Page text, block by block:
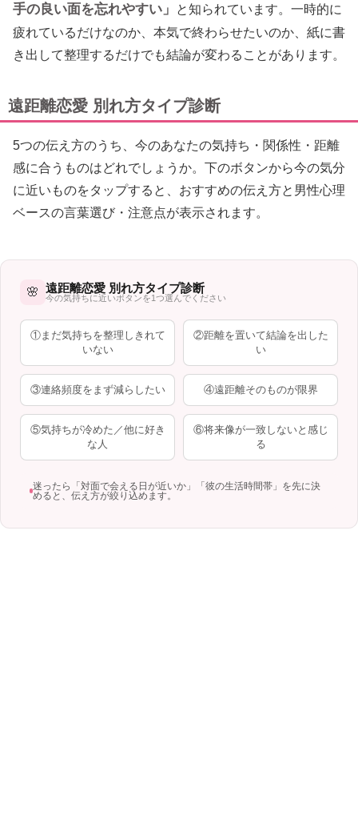
手の良い面を忘れやすい」
と知られています。一時的に
疲れているだけなのか、本気で終わらせたいのか、紙に書
き出して整理するだけでも結論が変わることがあります。
遠距離恋愛 別れ方タイプ診断
5つの伝え方のうち、今のあなたの気持ち・関係性・距離
感に合うものはどれでしょうか。下のボタンから今の気分
に近いものをタップすると、おすすめの伝え方と男性心理
ベースの言葉選び・注意点が表示されます。
🌸 遠距離恋愛 別れ方タイプ診断
今の気持ちに近いボタンを1つ選んでください
①まだ気持ちを整理しきれて
いない
②距離を置いて結論を出した
い
③連絡頻度をまず減らしたい ④遠距離そのものが限界
⑤気持ちが冷めた／他に好き
な人
⑥将来像が一致しないと感じ
る
迷ったら「対面で会える日が近いか」「彼の生活時間帯」を先に決
めると、伝え方が絞り込めます。